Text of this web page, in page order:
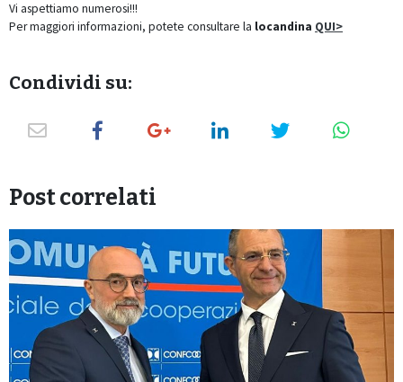
Vi aspettiamo numerosi!!!
Per maggiori informazioni, potete consultare la locandina QUI>
Condividi su:
Post correlati